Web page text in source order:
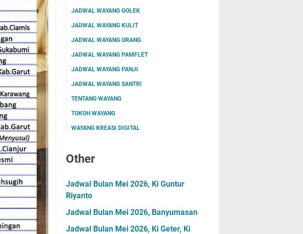
JADWAL WAYANG GOLEK
JADWAL WAYANG KULIT
JADWAL WAYANG ORANG
JADWAL WAYANG PAMFLET
JADWAL WAYANG PANJI
JADWAL WAYANG SANTRI
TENTANG WAYANG
TOKOH WAYANG
WAYANG KREASI DIGITAL
Other
Jadwal Bulan Mei 2026, Ki Guntur
Riyanto
Jadwal Bulan Mei 2026, Banyumasan
Jadwal Bulan Mei 2026, Ki Geter, Ki